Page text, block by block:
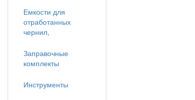
Емкости для
отработанных
чернил,
Заправочные
комплекты
Инструменты